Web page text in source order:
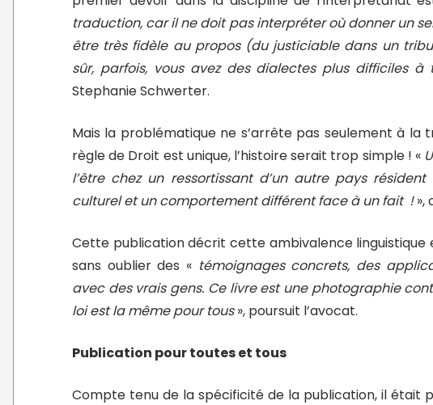
traduction, car il ne doit pas interpréter où donner un
être très fidèle au propos (du justiciable dans un
sûr, parfois, vous avez des dialectes plus difficiles
Stephanie Schwerter.
Mais la problématique ne s’arrête pas seulement à la
règle de Droit est unique, l’histoire serait trop simple ! «
l’être chez un ressortissant d’un autre pays
culturel et un comportement différent face à un fait !»,
Cette publication décrit cette ambivalence
sans oublier des « témoignages concrets, des
avec des vrais gens. Ce livre est une photographie
loi est la même pour tous», poursuit l’avocat.
Publication pour toutes et tous
Compte tenu de la spécificité de la publication, il était